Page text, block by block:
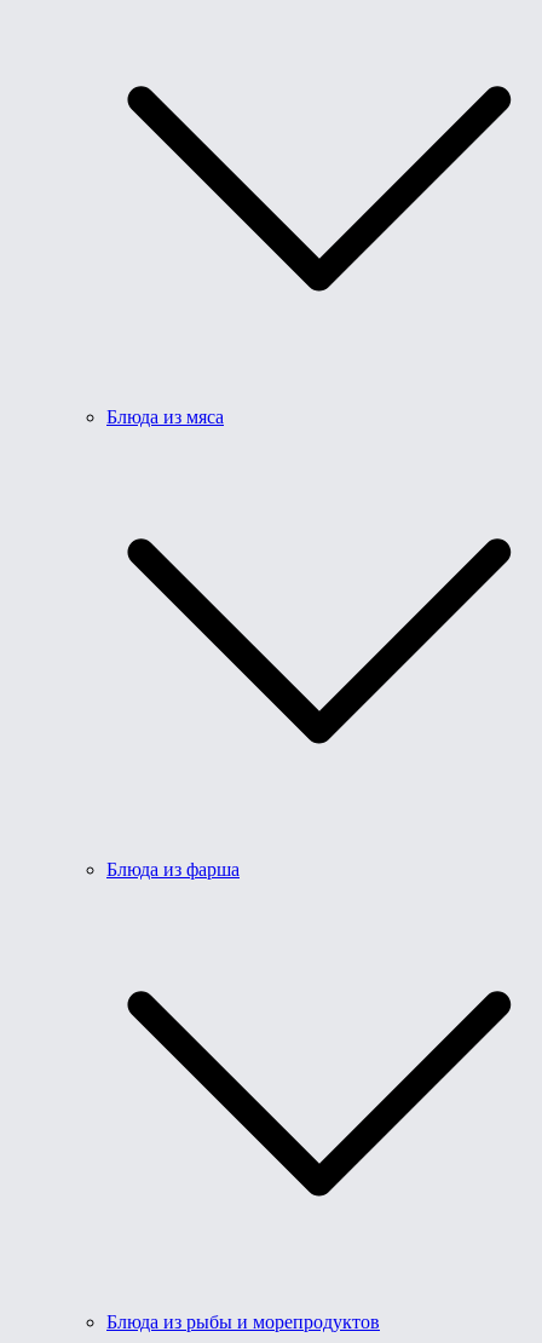
Блюда из мяса
Блюда из фарша
Блюда из рыбы и морепродуктов